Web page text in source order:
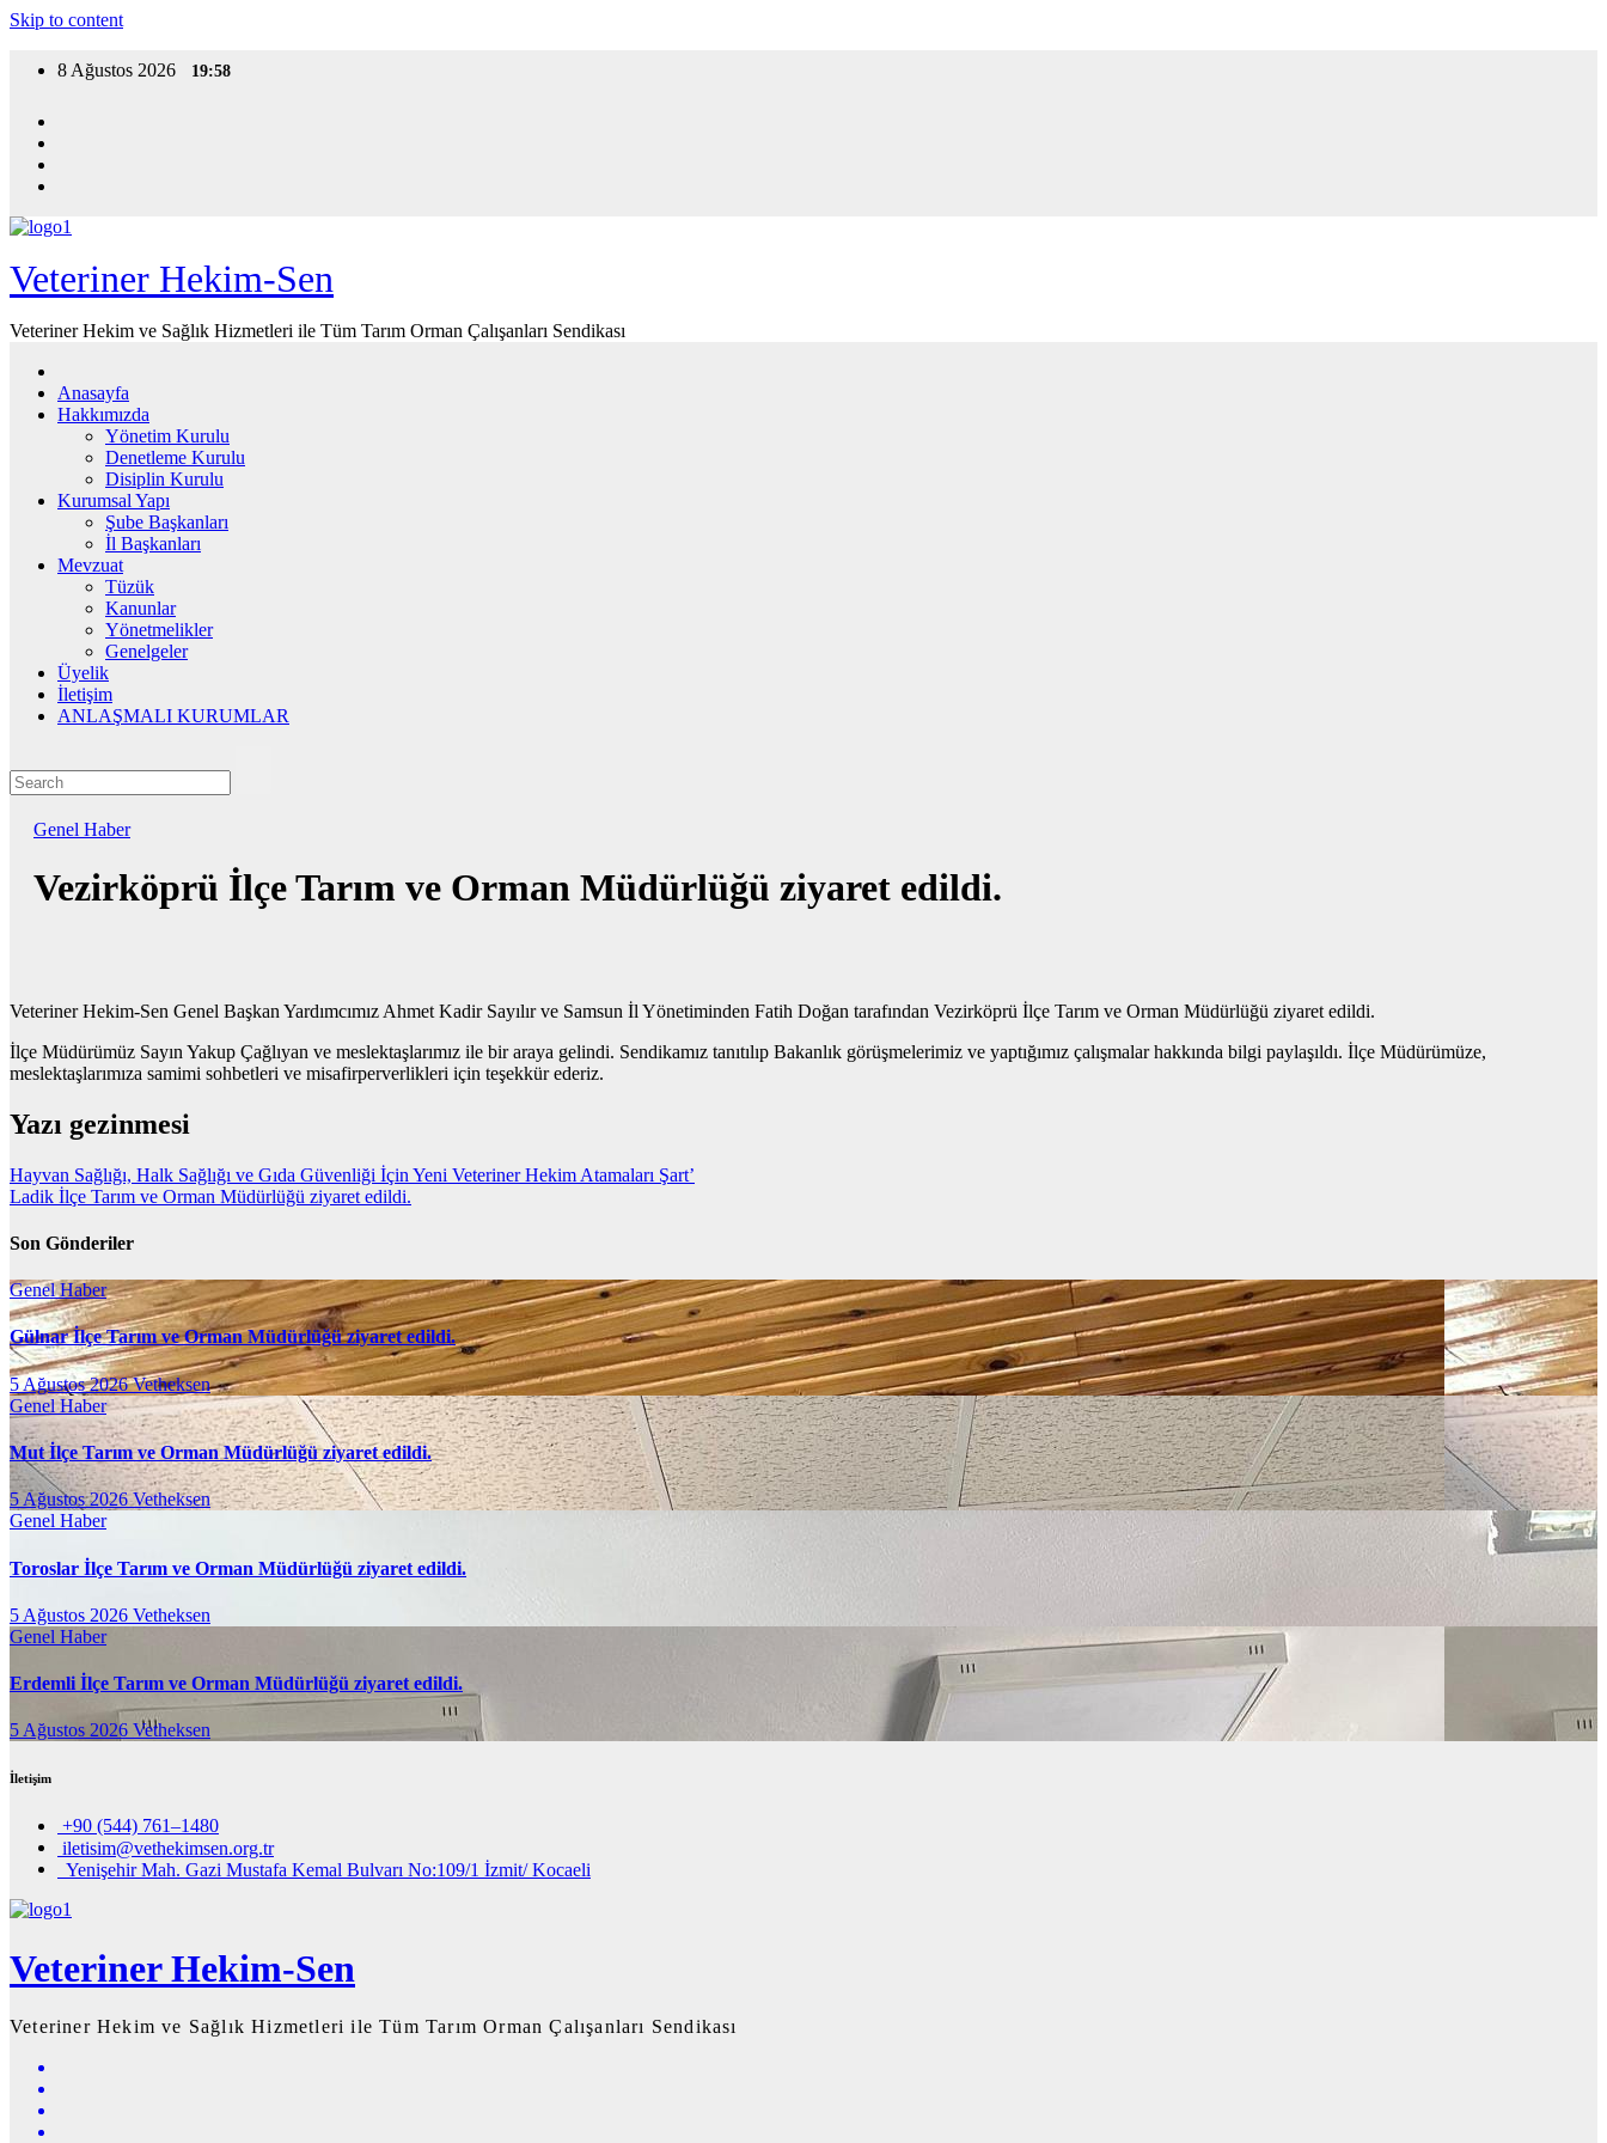
Skip to content
8 Ağustos 2026 19:58
Veteriner Hekim-Sen
Veteriner Hekim ve Sağlık Hizmetleri ile Tüm Tarım Orman Çalışanları Sendikası
Anasayfa
Hakkımızda
Yönetim Kurulu
Denetleme Kurulu
Disiplin Kurulu
Kurumsal Yapı
Şube Başkanları
İl Başkanları
Mevzuat
Tüzük
Kanunlar
Yönetmelikler
Genelgeler
Üyelik
İletişim
ANLAŞMALI KURUMLAR
Genel Haber
Vezirköprü İlçe Tarım ve Orman Müdürlüğü ziyaret edildi.
Veteriner Hekim-Sen Genel Başkan Yardımcımız Ahmet Kadir Sayılır ve Samsun İl Yönetiminden Fatih Doğan tarafından Vezirköprü İlçe Tarım ve Orman Müdürlüğü ziyaret edildi.
İlçe Müdürümüz Sayın Yakup Çağlıyan ve meslektaşlarımız ile bir araya gelindi. Sendikamız tanıtılıp Bakanlık görüşmelerimiz ve yaptığımız çalışmalar hakkında bilgi paylaşıldı. İlçe Müdürümüze,
meslektaşlarımıza samimi sohbetleri ve misafirperverlikleri için teşekkür ederiz.
Yazı gezinmesi
Hayvan Sağlığı, Halk Sağlığı ve Gıda Güvenliği İçin Yeni Veteriner Hekim Atamaları Şart’
Ladik İlçe Tarım ve Orman Müdürlüğü ziyaret edildi.
Son Gönderiler
GenelHaber
Gülnar İlçe Tarım ve Orman Müdürlüğü ziyaret edildi.
5 Ağustos 2026Vetheksen
GenelHaber
Mut İlçe Tarım ve Orman Müdürlüğü ziyaret edildi.
5 Ağustos 2026Vetheksen
Genel Haber
Toroslar İlçe Tarım ve Orman Müdürlüğü ziyaret edildi.
5 Ağustos 2026 Vetheksen
Genel Haber
Erdemli İlçe Tarım ve Orman Müdürlüğü ziyaret edildi.
5 Ağustos 2026 Vetheksen
İletişim
+90 (544) 761–1480
iletisim@vethekimsen.org.tr
Yenişehir Mah. Gazi Mustafa Kemal Bulvarı No:109/1 İzmit/ Kocaeli
Veteriner Hekim-Sen
Veteriner Hekim ve Sağlık Hizmetleri ile Tüm Tarım Orman Çalışanları Sendikası